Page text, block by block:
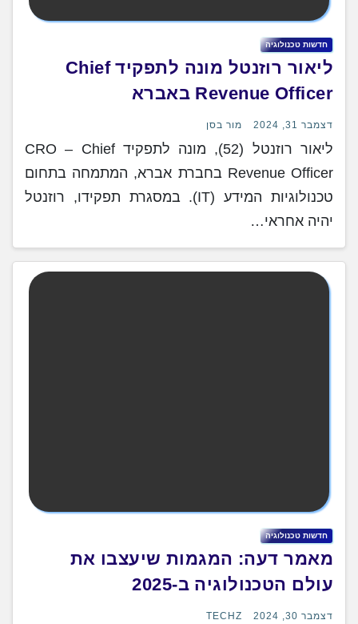
חדשות טכנולוגיה
ליאור רוזנטל מונה לתפקיד Chief
Revenue Officer באברא
דצמבר 31, 2024 מור בסן
ליאור רוזנטל (52), מונה לתפקיד CRO – Chief
Revenue Officer בחברת אברא, המתמחה בתחום
טכנולוגיות המידע (IT). במסגרת תפקידו, רוזנטל
יהיה אחראי…
חדשות טכנולוגיה
מאמר דעה: המגמות שיעצבו את
עולם הטכנולוגיה ב-2025
דצמבר 30, 2024 TECHZ